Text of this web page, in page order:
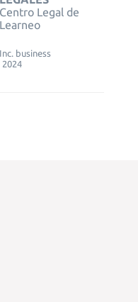
Centro Legal de
Learneo
business